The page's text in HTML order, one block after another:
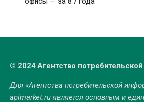
© 2024 Агентство
Для «Агентства потребительской
apimarket.ru является основным и